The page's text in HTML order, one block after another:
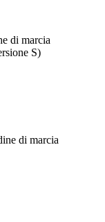
di marcia
S)
di marcia